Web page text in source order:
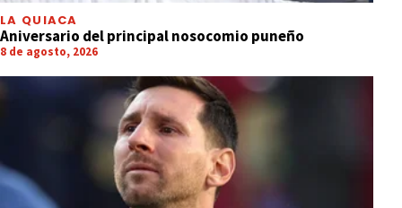
LA QUIACA
Aniversario del principal nosocomio puneño
8 de agosto, 2026